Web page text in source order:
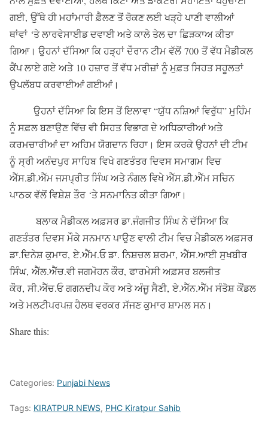
ਗਈ, ਉੱਥੇ ਹੀ ਮਹਾਂਮਾਰੀ ਫ਼ੈਲਣ ਤੋਂ ਰੋਕਣ ਲਈ ਖੜ੍ਹੇ ਪਾਣੀ ਵਾਲੀਆਂ
ਥਾਂਵਾਂ ‘ਤੇ ਲਾਰਵੇਸਾਈਡ ਦਵਾਈ ਅਤੇ ਕਾਲੇ ਤੇਲ ਦਾ ਛਿੜਕਾਅ ਕੀਤਾ
ਗਿਆ। ਉਹਨਾਂ ਦੱਸਿਆ ਕਿ ਹੜ੍ਹਾਂ ਦੌਰਾਨ ਟੀਮ ਵੱਲੋਂ 700 ਤੋਂ ਵੱਧ ਮੈਡੀਕਲ
ਕੈਂਪ ਲਾਏ ਗਏ ਅਤੇ 10 ਹਜ਼ਾਰ ਤੋਂ ਵੱਧ ਮਰੀਜ਼ਾਂ ਨੂੰ ਮੁਫ਼ਤ ਸਿਹਤ ਸਹੂਲਤਾਂ
ਉਪਲੱਬਧ ਕਰਵਾਈਆਂ ਗਈਆਂ।
ਉਹਨਾਂ ਦੱਸਿਆ ਕਿ ਇਸ ਤੋਂ ਇਲਾਵਾ “ਯੁੱਧ ਨਸ਼ਿਆਂ ਵਿਰੁੱਧ” ਮੁਹਿੰਮ
ਨੂੰ ਸਫ਼ਲ ਬਣਾਉਣ ਵਿੱਚ ਵੀ ਸਿਹਤ ਵਿਭਾਗ ਦੇ ਅਧਿਕਾਰੀਆਂ ਅਤੇ
ਕਰਮਚਾਰੀਆਂ ਦਾ ਅਹਿਮ ਯੋਗਦਾਨ ਰਿਹਾ। ਇਸ ਕਰਕੇ ਉਹਨਾਂ ਦੀ ਟੀਮ
ਨੂੰ ਸ੍ਰੀ ਅਨੰਦਪੁਰ ਸਾਹਿਬ ਵਿਖੇ ਗਣਤੰਤਰ ਦਿਵਸ ਸਮਾਗਮ ਵਿਚ
ਐੱਸ.ਡੀ.ਐੱਮ ਜਸਪ੍ਰੀਤ ਸਿੰਘ ਅਤੇ ਨੰਗਲ ਵਿਖੇ ਐੱਸ.ਡੀ.ਐੱਮ ਸਚਿਨ
ਪਾਠਕ ਵੱਲੋਂ ਵਿਸ਼ੇਸ਼ ਤੌਰ ‘ਤੇ ਸਨਮਾਨਿਤ ਕੀਤਾ ਗਿਆ।
ਬਲਾਕ ਮੈਡੀਕਲ ਅਫ਼ਸਰ ਡਾ.ਜੰਗਜੀਤ ਸਿੰਘ ਨੇ ਦੱਸਿਆ ਕਿ
ਗਣਤੰਤਰ ਦਿਵਸ ਮੌਕੇ ਸਨਮਾਨ ਪਾਉਣ ਵਾਲੀ ਟੀਮ ਵਿਚ ਮੈਡੀਕਲ ਅਫ਼ਸਰ
ਡਾ.ਦਿਨੇਸ਼ ਕੁਮਾਰ, ਏ.ਐੱਮ.ਓ ਡਾ. ਨਿਸ਼ਚਲ ਸ਼ਰਮਾ, ਐੱਸ.ਆਈ ਸੁਖਬੀਰ
ਸਿੰਘ, ਐੱਲ.ਐੱਚ.ਵੀ ਜਗਮੋਹਨ ਕੌਰ, ਫਾਰਮੇਸੀ ਅਫ਼ਸਰ ਬਲਜੀਤ
ਕੌਰ, ਸੀ.ਐੱਚ.ਓ ਗਗਨਦੀਪ ਕੌਰ ਅਤੇ ਅੰਜੂ ਸੈਣੀ, ਏ.ਐੱਨ.ਐੱਮ ਸੰਤੋਸ਼ ਕੌਂਡਲ
ਅਤੇ ਮਲਟੀਪਰਪਜ਼ ਹੈਲਥ ਵਰਕਰ ਸੱਜਣ ਕੁਮਾਰ ਸ਼ਾਮਲ ਸਨ।
Share this:
Categories: Punjabi News
Tags: KIRATPUR NEWS, PHC Kiratpur Sahib